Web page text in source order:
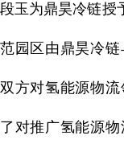
段玉为鼎昊冷链授
范园区由鼎昊冷
双方对氢能源物
了对推广氢能源